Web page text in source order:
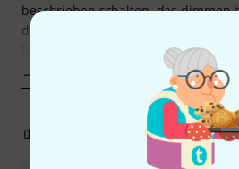
beschrieben schalten, das dimmen
durchführen können, war mir aber
beiden: Wenn das Gerät einige (zB 10)
BEWERTUNG